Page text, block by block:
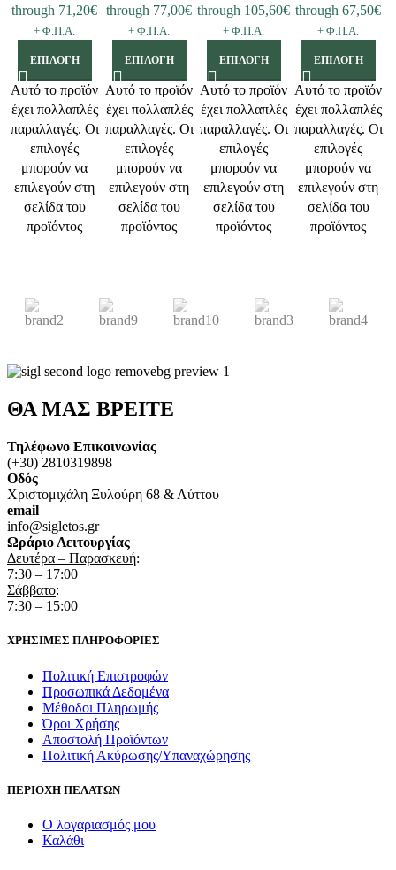
through 71,20€
+ Φ.Π.Α.
ΕΠΙΛΟΓΉ
Αυτό το προϊόν
έχει πολλαπλές
παραλλαγές. Οι
επιλογές
μπορούν να
επιλεγούν στη
σελίδα του
προϊόντος
through 77,00€
+ Φ.Π.Α.
ΕΠΙΛΟΓΉ
Αυτό το προϊόν
έχει πολλαπλές
παραλλαγές. Οι
επιλογές
μπορούν να
επιλεγούν στη
σελίδα του
προϊόντος
through 105,60€
+ Φ.Π.Α.
ΕΠΙΛΟΓΉ
Αυτό το προϊόν
έχει πολλαπλές
παραλλαγές. Οι
επιλογές
μπορούν να
επιλεγούν στη
σελίδα του
προϊόντος
through 67,50€
+ Φ.Π.Α.
ΕΠΙΛΟΓΉ
Αυτό το προϊόν
έχει πολλαπλές
παραλλαγές. Οι
επιλογές
μπορούν να
επιλεγούν στη
σελίδα του
προϊόντος
ΘΑ ΜΑΣ ΒΡΕΙΤΕ
Τηλέφωνο Επικοινωνίας
(+30) 2810319898
Οδός
Χριστομιχάλη Ξυλούρη 68 & Λύττου
email
info@sigletos.gr
Ωράριο Λειτουργίας
Δευτέρα – Παρασκευή:
7:30 – 17:00
Σάββατο:
7:30 – 15:00
ΧΡΗΣΙΜΕΣ ΠΛΗΡΟΦΟΡΙΕΣ
Πολιτική Επιστροφών
Προσωπικά Δεδομένα
Μέθοδοι Πληρωμής
Όροι Χρήσης
Αποστολή Προϊόντων
Πολιτική Ακύρωσης/Υπαναχώρησης
ΠΕΡΙΟΧΗ ΠΕΛΑΤΩΝ
Ο λογαριασμός μου
Καλάθι